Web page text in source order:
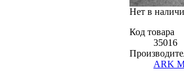
Нет в
Код товара
35016
ARK